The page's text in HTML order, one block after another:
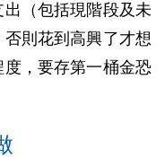
（包括現階段及未
則花到高興了才想
，要存第一桶金恐